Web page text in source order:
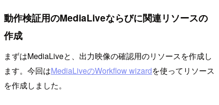
動作検証用のMediaLiveならびに関連リソースの
作成
まずはMediaLiveと、出力映像の確認用のリソースを作成し
ます。今回はMediaLiveのWorkflow wizardを使ってリソース
を作成しました。